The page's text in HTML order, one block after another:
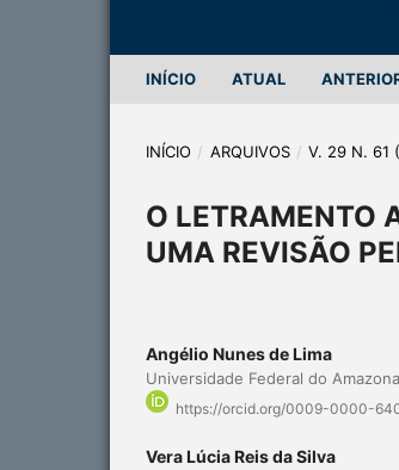
INÍCIO ATUAL
INÍCIO / ARQUIVOS / V. 29 N. 61
O LETRAMENTO
UMA REVISÃO
Angélio Nunes de Lima
Universidade Federal do
https://orcid.org/0009-0000-
Vera Lúcia Reis da Silva